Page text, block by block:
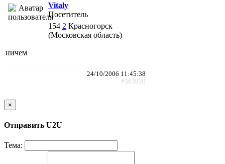
Vitaly
Посетитель
154 2 Красногорск
(Московская область)
ничем
24/10/2006 11:45:38
#363930
×
Отправить U2U
Тема: